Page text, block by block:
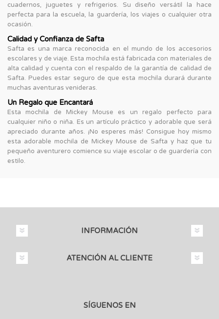
cuadernos, juguetes y refrigerios. Su diseño versátil la hace
perfecta para la escuela, la guardería, los viajes o cualquier otra
ocasión.
Calidad y Confianza de Safta
Safta es una marca reconocida en el mundo de los accesorios
escolares y de viaje. Esta mochila está fabricada con materiales de
alta calidad y cuenta con el respaldo de la garantía de calidad de
Safta. Puedes estar seguro de que esta mochila durará durante
muchas aventuras venideras.
Un Regalo que Encantará
Esta mochila de Mickey Mouse es un regalo perfecto para
cualquier niño o niña. Es un artículo práctico y adorable que será
apreciado durante años. ¡No esperes más! Consigue hoy mismo
esta adorable mochila de Mickey Mouse de Safta y haz que tu
pequeño aventurero comience su viaje escolar o de guardería con
estilo.
INFORMACIÓN
ATENCIÓN AL CLIENTE
SÍGUENOS EN